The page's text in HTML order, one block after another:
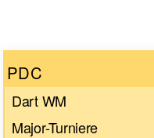
PDC
Dart WM
Major-Turniere